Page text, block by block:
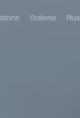
Galerie Plus